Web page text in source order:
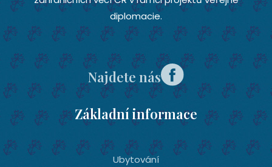
diplomacie.
Najdete nás
Základní informace
Ubytování­